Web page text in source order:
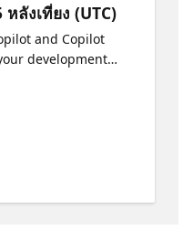
ลังเที่ยง (UTC)
and Copilot
development
Code. Learn to
repetitive tasks,
to
start to finish.